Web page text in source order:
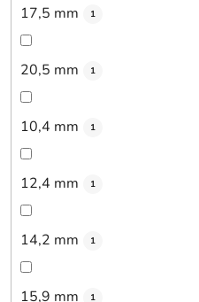
17,5 mm 1
20,5 mm 1
10,4 mm 1
12,4 mm 1
14,2 mm 1
15,9 mm 1